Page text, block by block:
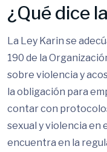
¿Qué dice
La Ley Karin se
190 de la
sobre violencia y
la obligación para
contar con
sexual y violencia en
encuentra en la